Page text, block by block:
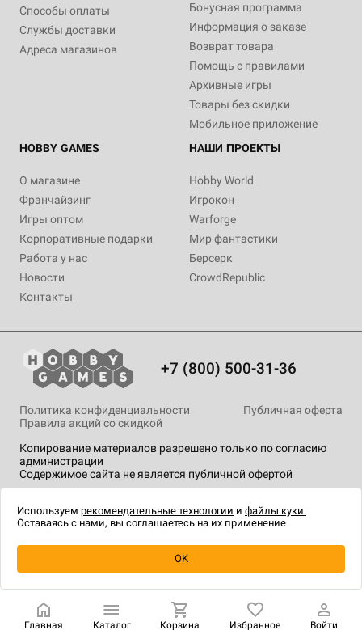
Купить
Способы оплаты
Службы доставки
Адреса магазинов
Бонусная программа
Информация о заказе
Возврат товара
Помощь с правилами
Архивные игры
Товары без скидки
Мобильное приложение
HOBBY GAMES
О магазине
Франчайзинг
Игры оптом
Корпоративные подарки
Работа у нас
Новости
Контакты
НАШИ ПРОЕКТЫ
Hobby World
Игрокон
Warforge
Мир фантастики
Берсерк
CrowdRepublic
+7 (800) 500-31-36
Копирование материалов разрешено только по согласию
администрации
Содержимое сайта не является публичной офертой
Политика конфиденциальности
Публичная оферта
Правила акций со скидкой
технологии.
Главная Каталог Корзина Избранное Войти
Используем рекомендательные технологии и файлы куки.
Оставаясь с нами, вы соглашаетесь на их применение
OK